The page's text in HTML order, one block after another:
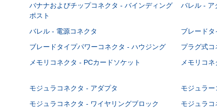
バナナおよびチップコネクタ - バインディング
ポスト
バレル - ア
バレル - 電源コネクタ ブレードタ
ブレードタイプパワーコネクタ - ハウジング
プラグ式コ
メモリコネクタ - PCカードソケット
メモリコ
モジュラコネクタ - アダプタ モジュラ
モジュラコネクタ - ワイヤリングブロック
モジュラ